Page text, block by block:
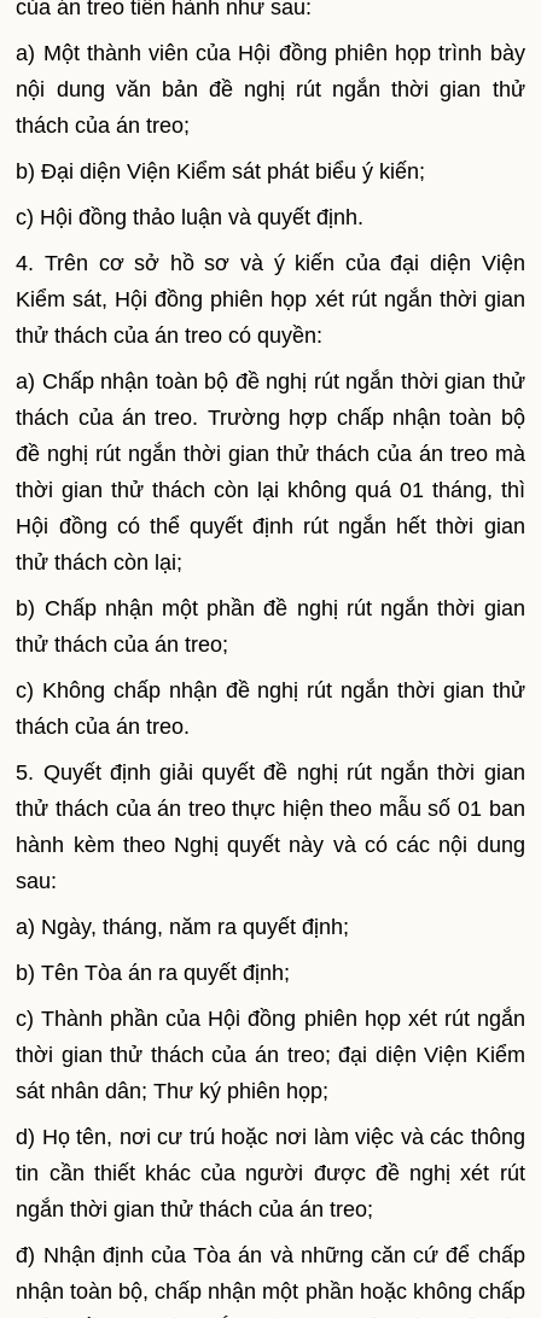
của án treo tiến hành như sau:
a) Một thành viên của Hội đồng phiên họp trình bày
nội dung văn bản đề nghị rút ngắn thời gian thử
thách của án treo;
b) Đại diện Viện Kiểm sát phát biểu ý kiến;
c) Hội đồng thảo luận và quyết định.
4. Trên cơ sở hồ sơ và ý kiến của đại diện Viện
Kiểm sát, Hội đồng phiên họp xét rút ngắn thời gian
thử thách của án treo có quyền:
a) Chấp nhận toàn bộ đề nghị rút ngắn thời gian thử
thách của án treo. Trường hợp chấp nhận toàn bộ
đề nghị rút ngắn thời gian thử thách của án treo mà
thời gian thử thách còn lại không quá 01 tháng, thì
Hội đồng có thể quyết định rút ngắn hết thời gian
thử thách còn lại;
b) Chấp nhận một phần đề nghị rút ngắn thời gian
thử thách của án treo;
c) Không chấp nhận đề nghị rút ngắn thời gian thử
thách của án treo.
5. Quyết định giải quyết đề nghị rút ngắn thời gian
thử thách của án treo thực hiện theo mẫu số 01 ban
hành kèm theo Nghị quyết này và có các nội dung
sau:
a) Ngày, tháng, năm ra quyết định;
b) Tên Tòa án ra quyết định;
c) Thành phần của Hội đồng phiên họp xét rút ngắn
thời gian thử thách của án treo; đại diện Viện Kiểm
sát nhân dân; Thư ký phiên họp;
d) Họ tên, nơi cư trú hoặc nơi làm việc và các thông
tin cần thiết khác của người được đề nghị xét rút
ngắn thời gian thử thách của án treo;
đ) Nhận định của Tòa án và những căn cứ để chấp
nhận toàn bộ, chấp nhận một phần hoặc không chấp